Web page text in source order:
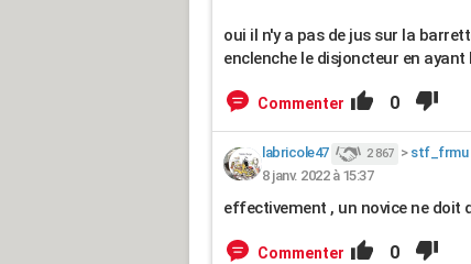
oui il n'y a pas de jus sur la
enclenche le disjoncteur en
Commenter 0
labricole47 2 867 > stf_frmu
8 janv. 2022 à 15:37
effectivement , un novice ne doit
Commenter 0